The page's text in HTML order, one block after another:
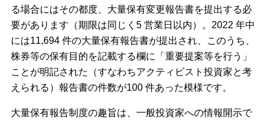
る場合にはその都度、大量保有変更報告書を提出する必
要があります（期限は同じく5 営業日以内）。2022 年中
には11,694 件の大量保有報告書が提出され、このうち、
株券等の保有目的を記載する欄に「重要提案等を行う」
ことが明記された（すなわちアクティビスト投資家と考
えられる）報告書の件数が100 件あった模様です。
大量保有報告制度の趣旨は、一般投資家への情報開示で